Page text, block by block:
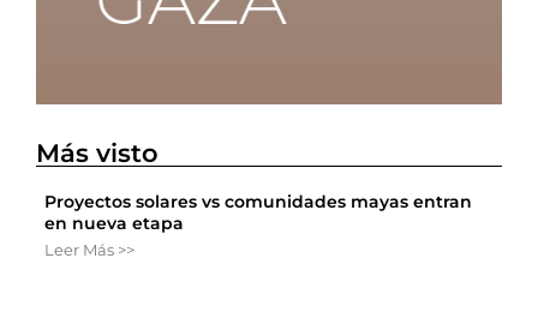
Más visto
Proyectos solares vs comunidades mayas entran
en nueva etapa
Leer Más >>